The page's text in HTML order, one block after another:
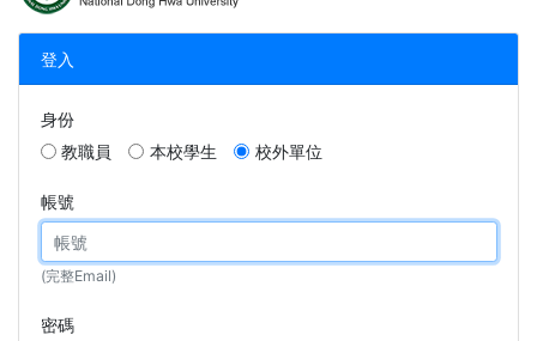
登入
身份
教職員
本校學生 校外單位
帳號
(完整Email)
密碼